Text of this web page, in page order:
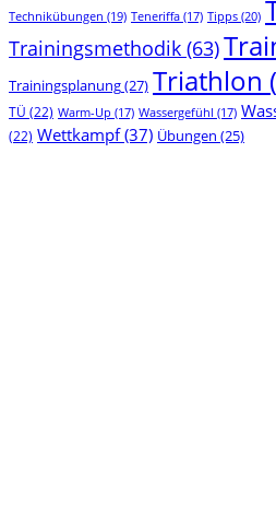
Technikübungen (19) Teneriffa (17) Tipps (20)
Trainingsmethodik (63)
Trainingsplanung(27) Triathlon
TÜ (22) Warm-Up (17) Wassergefühl (17)
(22) Wettkampf(37) Übungen (25)